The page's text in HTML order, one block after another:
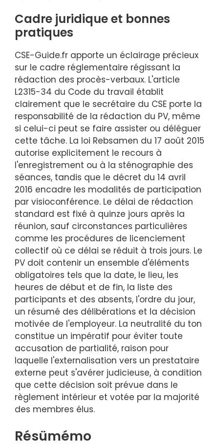
Cadre juridique et bonnes
pratiques
CSE-Guide.fr apporte un éclairage précieux
sur le cadre réglementaire régissant la
rédaction des procès-verbaux. L'article
L2315-34 du Code du travail établit
clairement que le secrétaire du CSE porte la
responsabilité de la rédaction du PV, même
si celui-ci peut se faire assister ou déléguer
cette tâche. La loi Rebsamen du 17 août 2015
autorise explicitement le recours à
l'enregistrement ou à la sténographie des
séances, tandis que le décret du 14 avril
2016 encadre les modalités de participation
par visioconférence. Le délai de rédaction
standard est fixé à quinze jours après la
réunion, sauf circonstances particulières
comme les procédures de licenciement
collectif où ce délai se réduit à trois jours. Le
PV doit contenir un ensemble d'éléments
obligatoires tels que la date, le lieu, les
heures de début et de fin, la liste des
participants et des absents, l'ordre du jour,
un résumé des délibérations et la décision
motivée de l'employeur. La neutralité du ton
constitue un impératif pour éviter toute
accusation de partialité, raison pour
laquelle l'externalisation vers un prestataire
externe peut s'avérer judicieuse, à condition
que cette décision soit prévue dans le
règlement intérieur et votée par la majorité
des membres élus.
Résümémo